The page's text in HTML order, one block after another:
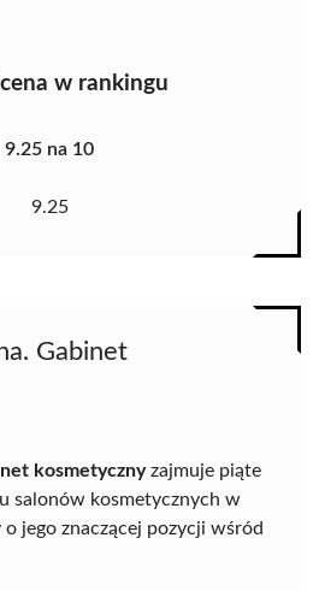
w rankingu
9.25 na 10
9.25
Gabinet
kosmetycznyzajmuje piąte
salonów kosmetycznych w
jego znaczącej pozycji wśród